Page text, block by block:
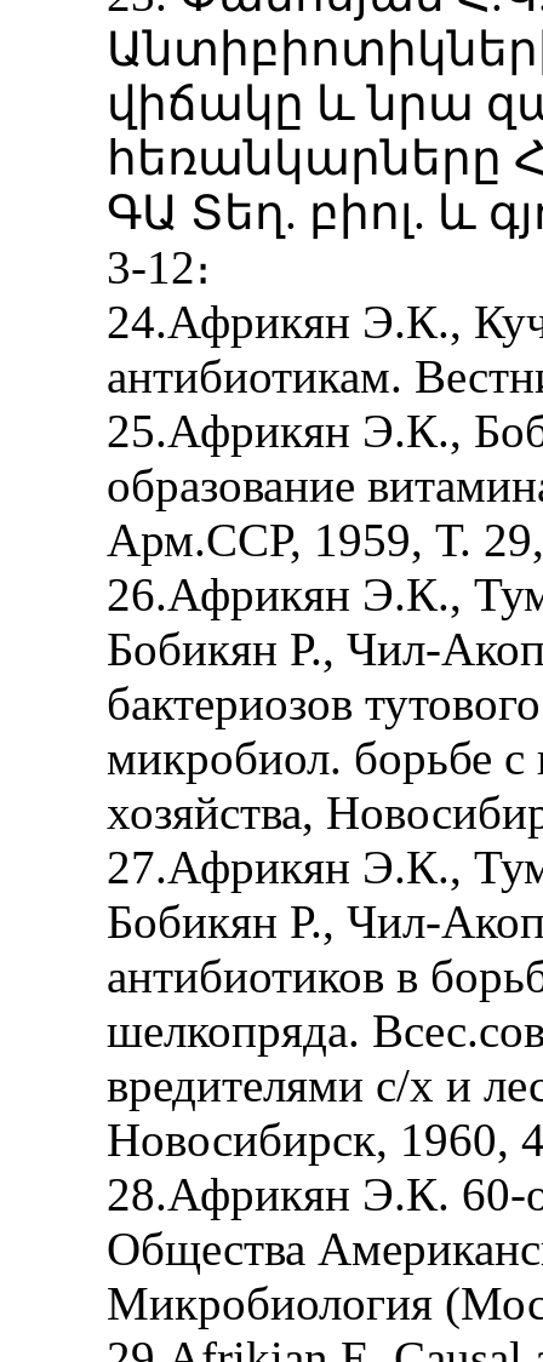
վիճակը և նրա
հեռանկարները
ԳԱ Տեղ. բիոլ. և
3-12։
24.Африкян Э.К.,
антибиотикам.
25.Африкян Э.К.,
образование
Арм.ССР, 1959, Т.
26.Африкян Э.К.,
Бобикян Р., Чил-
бактериозов
микробиол. борьбе с
хозяйства,
27.Африкян Э.К.,
Бобикян Р., Чил-
антибиотиков в
шелкопряда.
вредителями с/х и
Новосибирск, 1960,
28.Африкян Э.К. 60-
Общества
Микробиология